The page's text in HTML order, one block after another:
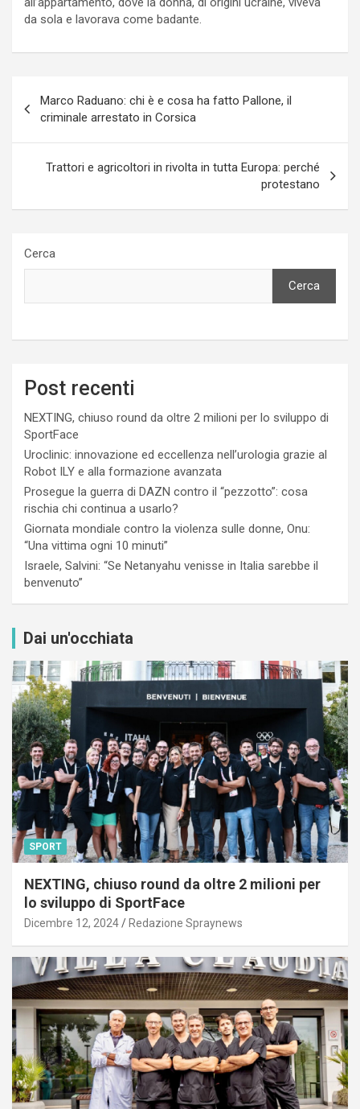
da sola e lavorava come badante.
articoli
Marco Raduano: chi è e cosa ha fatto Pallone, il
criminale arrestato in Corsica
Trattori e agricoltori in rivolta in tutta Europa: perché
protestano
Cerca
Cerca
Post recenti
NEXTING, chiuso round da oltre 2 milioni per lo sviluppo di
SportFace
Uroclinic: innovazione ed eccellenza nell’urologia grazie al
Robot ILY e alla formazione avanzata
Prosegue la guerra di DAZN contro il “pezzotto”: cosa
rischia chi continua a usarlo?
Giornata mondiale contro la violenza sulle donne, Onu:
“Una vittima ogni 10 minuti”
Israele, Salvini: “Se Netanyahu venisse in Italia sarebbe il
benvenuto”
Dai un'occhiata
SPORT
NEXTING, chiuso round da oltre 2 milioni per
lo sviluppo di SportFace
Dicembre 12, 2024 Redazione Spraynews